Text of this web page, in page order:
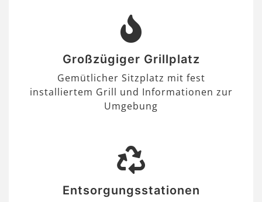
Großzügiger Grillplatz
Gemütlicher Sitzplatz mit fest
installiertem Grill und Informationen zur
Umgebung
Entsorgungsstationen